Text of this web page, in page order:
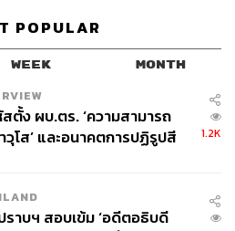
POPULAR
WEEK MONTH
ตั้ง ผบ.ตร. ‘ความสามารถ
วุโส’ และอนาคตการปฏิรูปสี
1.2K
ราบฯ สอบเข้ม ‘อดีตอธิบดี